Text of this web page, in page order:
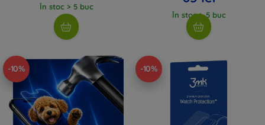
În stoc > 5 buc
În stoc > 5 buc
-10% -10%